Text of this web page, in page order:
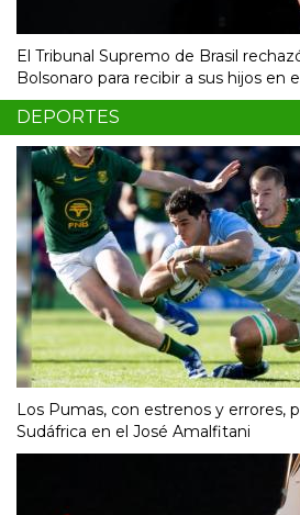
El Tribunal Supremo de Brasil
Bolsonaro para recibir a sus hijos en
DEPORTES
Los Pumas, con estrenos y errores,
Sudáfrica en el José Amalfitani